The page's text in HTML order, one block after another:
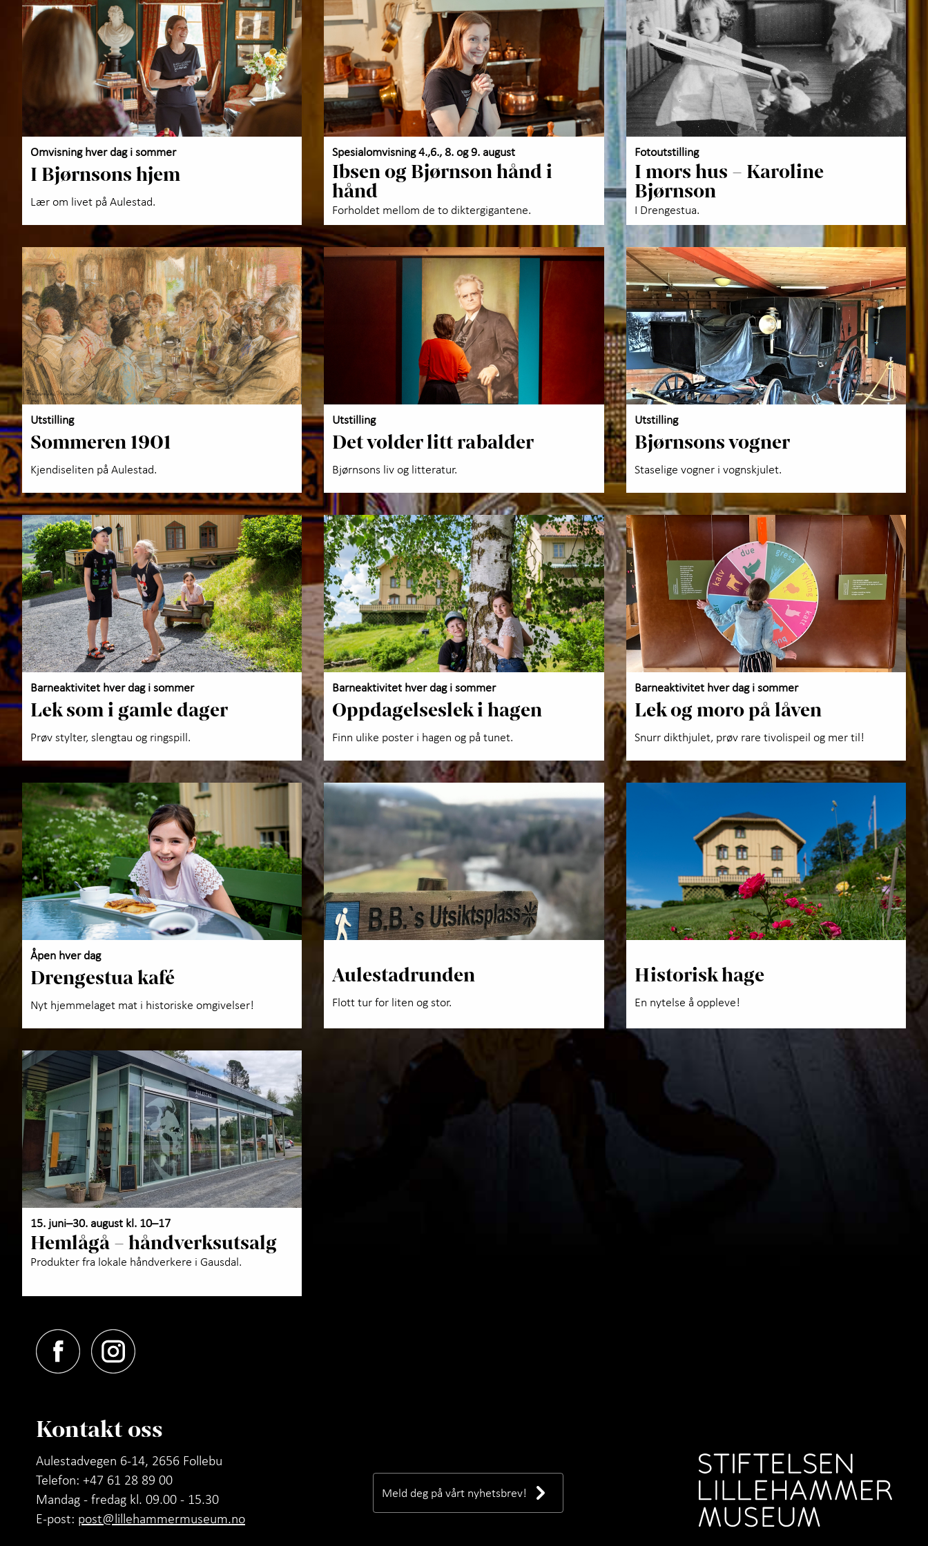
Selskaper med servering
Om oss +
Kunnskap og læring +
Kontakt oss
Omvisning hver dag i sommer
I Bjørnsons hjem
Lær om livet på Aulestad.
Spesialomvisning 4.,6., 8. og 9. august
Ibsen og Bjørnson hånd i
hånd
Forholdet mellom de to diktergigantene.
Fotoutstilling
I mors hus – Karoline
Bjørnson
I Drengestua.
Utstilling
Sommeren 1901
Kjendiseliten på Aulestad.
Utstilling
Det volder litt rabalder
Bjørnsons liv og litteratur.
Utstilling
Bjørnsons vogner
Staselige vogner i vognskjulet.
Barneaktivitet hver dag i sommer
Lek som i gamle dager
Prøv stylter, slengtau og ringspill.
Barneaktivitet hver dag i sommer
Oppdagelseslek i hagen
Finn ulike poster i hagen og på tunet.
Barneaktivitet hver dag i sommer
Lek og moro på låven
Snurr dikthjulet, prøv rare tivolispeil og mer til!
Åpen hver dag
Drengestua kafé
Nyt hjemmelaget mat i historiske omgivelser!
Aulestadrunden
Flott tur for liten og stor.
Historisk hage
En nytelse å oppleve!
15. juni–30. august kl. 10–17
Hemlågå – håndverksutsalg
Produkter fra lokale håndverkere i Gausdal.
Meld deg på vårt nyhetsbrev!
Kontakt oss
Aulestadvegen 6-14, 2656 Follebu
Telefon: +47 61 28 89 00
Mandag - fredag kl. 09.00 - 15.30
E-post: post@lillehammermuseum.no